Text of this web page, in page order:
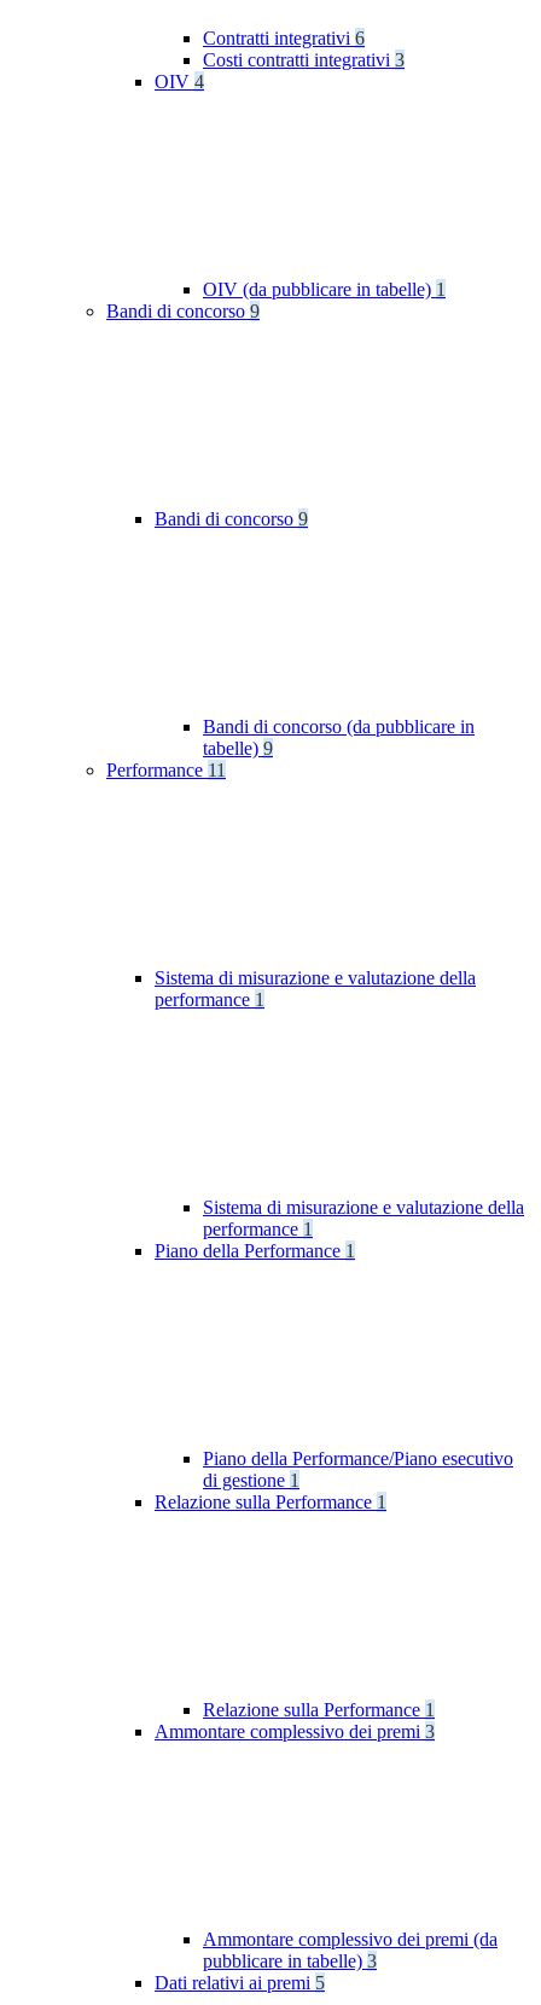
Contratti integrativi 6
Costi contratti integrativi 3
OIV 4
OIV (da pubblicare in tabelle) 1
Bandi di concorso 9
Bandi di concorso 9
Bandi di concorso (da pubblicare in
tabelle) 9
Performance 11
Sistema di misurazione e valutazione della
performance 1
Sistema di misurazione e valutazione della
performance 1
Piano della Performance 1
Piano della Performance/Piano esecutivo
di gestione 1
Relazione sulla Performance 1
Relazione sulla Performance 1
Ammontare complessivo dei premi 3
Ammontare complessivo dei premi (da
pubblicare in tabelle) 3
Dati relativi ai premi 5